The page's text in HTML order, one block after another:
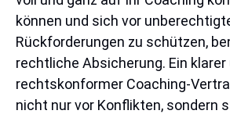
können und sich vor
Rückforderungen zu schützen,
rechtliche Absicherung. Ein klarer
rechtskonformer Coaching-
nicht nur vor Konflikten, sondern